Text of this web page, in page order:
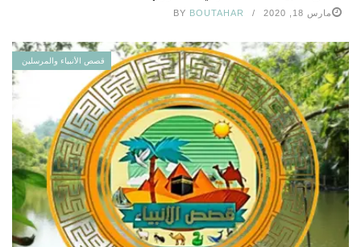
مارس 18, 2020 BY BOUTAHAR
قصص الأنبياء والمرسلين